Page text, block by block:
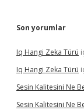
Son yorumlar
Iq Hangi Zeka Türü
Iq Hangi Zeka Türü
Sesin Kalitesini Ne
Sesin Kalitesini Ne